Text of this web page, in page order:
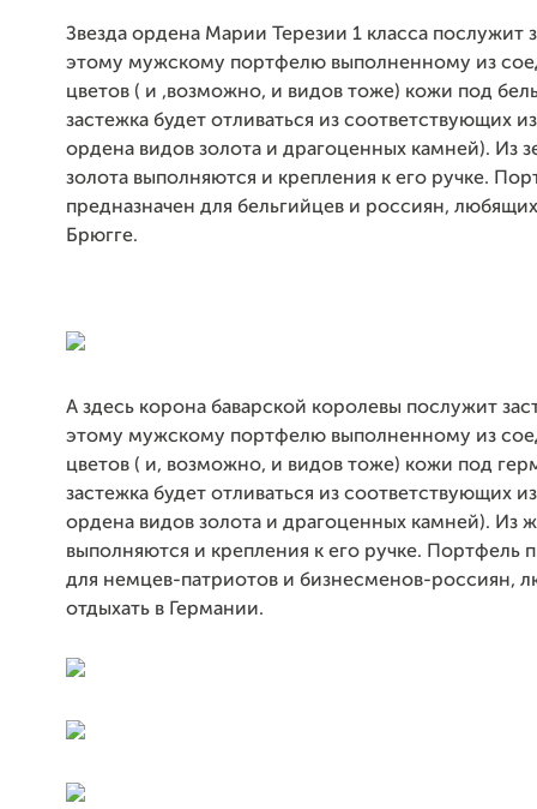
Звезда ордена Марии Терезии 1 класса послужит
этому мужскому портфелю выполненному из
цветов ( и ,возможно, и видов тоже) кожи под
застежка будет отливаться из соответствующих
ордена видов золота и драгоценных камней). Из
золота выполняются и крепления к его ручке.
предназначен для бельгийцев и россиян, любящих
Брюгге.
А здесь корона баварской королевы послужит
этому мужскому портфелю выполненному из
цветов ( и, возможно, и видов тоже) кожи под
застежка будет отливаться из соответствующих
ордена видов золота и драгоценных камней). Из
выполняются и крепления к его ручке. Портфель
для немцев-патриотов и бизнесменов-россиян,
отдыхать в Германии.